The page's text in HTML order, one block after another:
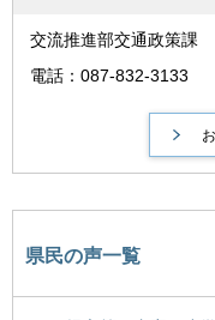
交流推進部交通政策課
電話：087-832-3133
県民の声一覧